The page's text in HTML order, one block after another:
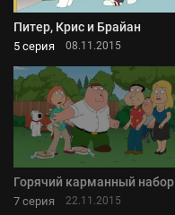
Питер, Крис и Брайан
5 серия 08.11.2015
Горячий карманный набор
7 серия 22.11.2015